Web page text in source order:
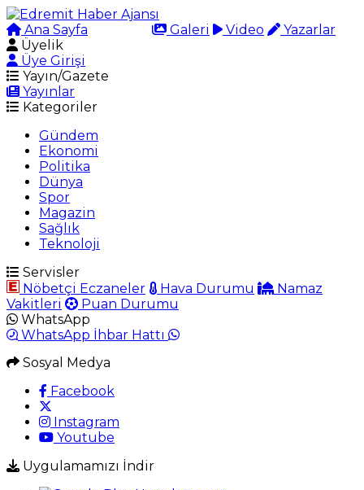
Ana Sayfa Galeri Video
Yazarlar
Üyelik
Üye Girişi
Yayın/Gazete
Yayınlar
Kategoriler
Gündem
Ekonomi
Politika
Dünya
Spor
Magazin
Sağlık
Teknoloji
Servisler
Nöbetçi Eczaneler
Hava Durumu
Namaz
Vakitleri
Puan Durumu
WhatsApp
WhatsApp İhbar Hattı
Sosyal Medya
Facebook
Instagram
Youtube
Uygulamamızı İndir